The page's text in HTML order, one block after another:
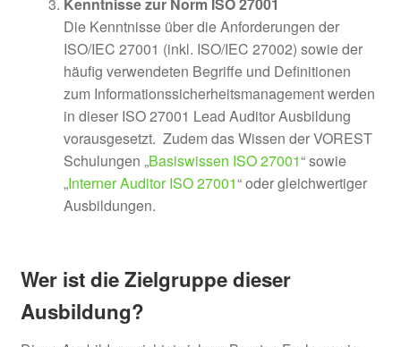
Kenntnisse zur Norm ISO 27001
Die Kenntnisse über die Anforderungen der
ISO/IEC 27001 (inkl. ISO/IEC 27002) sowie der
häufig verwendeten Begriffe und Definitionen
zum Informationssicherheitsmanagement werden
in dieser ISO 27001 Lead Auditor Ausbildung
vorausgesetzt. Zudem das Wissen der VOREST
Schulungen „Basiswissen ISO 27001“ sowie
„Interner Auditor ISO 27001“ oder gleichwertiger
Ausbildungen.
Wer ist die Zielgruppe dieser
Ausbildung?